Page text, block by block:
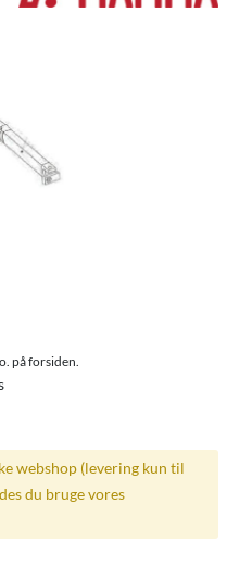
på forsiden.
webshop (levering kun til
du bruge vores